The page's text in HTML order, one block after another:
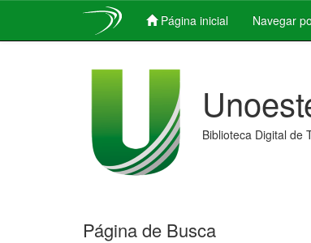
Página inicial Navegar
Biblioteca Digital de
Página de Busca